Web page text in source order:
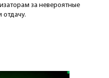
за невероятные